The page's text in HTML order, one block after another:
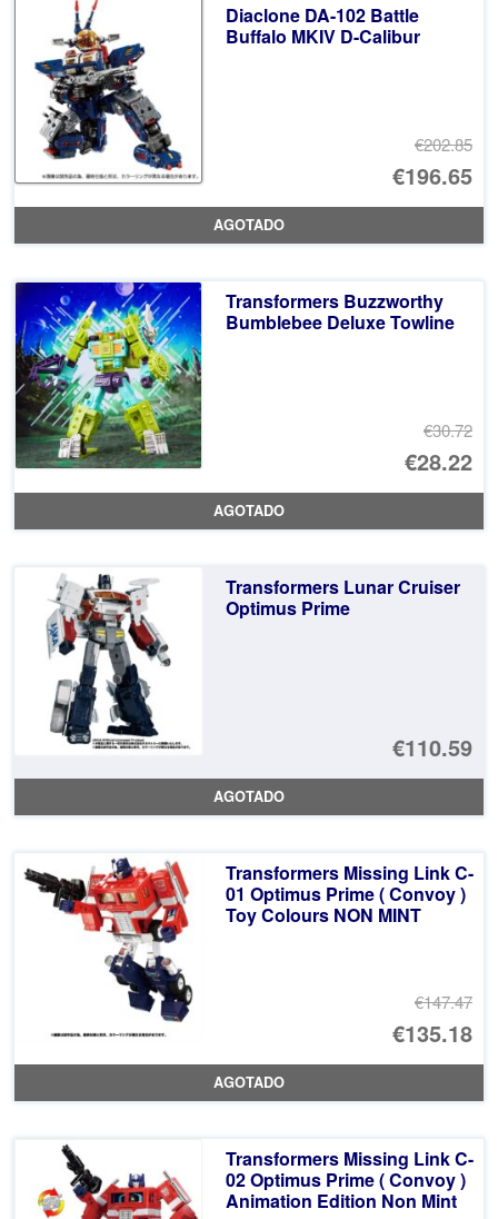
Diaclone DA-102 Battle
Buffalo MKIV D-Calibur
€202.85
El
€196.65
El
AGOTADO
Transformers Buzzworthy
Bumblebee Deluxe Towline
€30.72
El
€28.22
El
AGOTADO
Transformers Lunar Cruiser
Optimus Prime
€110.59
AGOTADO
Transformers Missing Link C-
01 Optimus Prime ( Convoy )
Toy Colours NON MINT
€147.47
El
€135.18
El
AGOTADO
Transformers Missing Link C-
02 Optimus Prime ( Convoy )
Animation Edition Non Mint